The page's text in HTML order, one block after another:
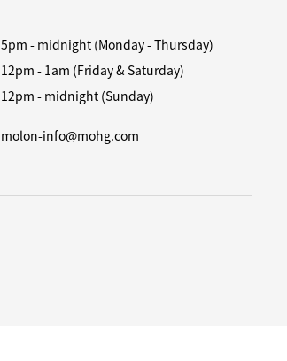
5pm - midnight (Monday - Thursday)
12pm - 1am (Friday & Saturday)
12pm - midnight (Sunday)
molon-info@mohg.com